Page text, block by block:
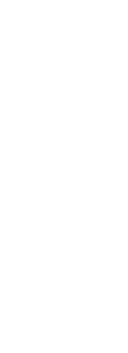
60-jähriges